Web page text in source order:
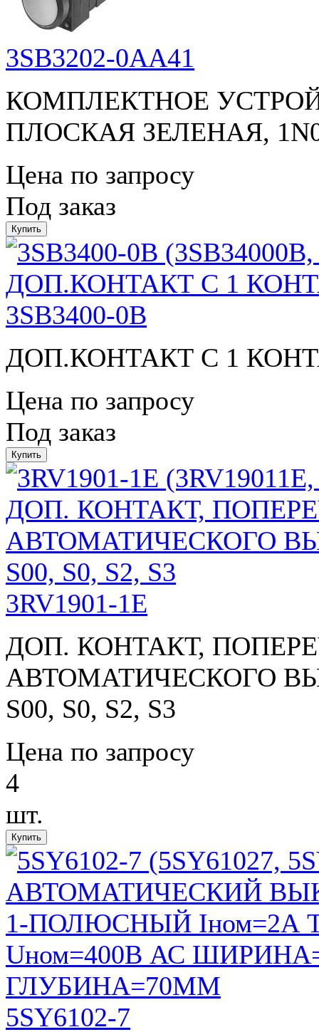
3SB3202-0AA41
КОМПЛЕКТНОЕ
ПЛОСКАЯ ЗЕЛЕНАЯ,
Цена по запросу
Под заказ
3SB3400-0B
ДОП.КОНТАКТ С 1
Цена по запросу
Под заказ
3RV1901-1E
ДОП. КОНТАКТ,
АВТОМАТИЧЕСКОГО
S00, S0, S2, S3
Цена по запросу
4
шт.
5SY6102-7